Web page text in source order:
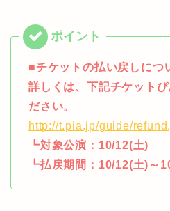
■チケットの払い戻しにつ
詳しくは、下記チケット
ださい。
http://t.pia.jp/guide/
┗対象公演：10/12(土)
┗払戻期間：10/12(土)～